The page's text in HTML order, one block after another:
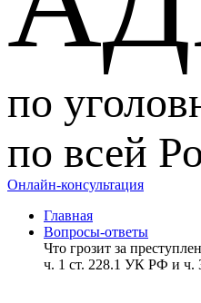
по
по всей
Онлайн-консультация
Главная
Вопросы-ответы
Что грозит за
ч. 1 ст. 228.1 УК РФ и ч.